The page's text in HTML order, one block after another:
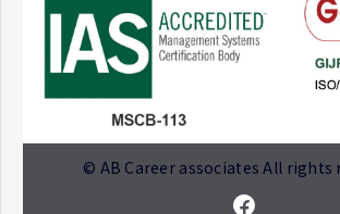
© AB Career associates All rights